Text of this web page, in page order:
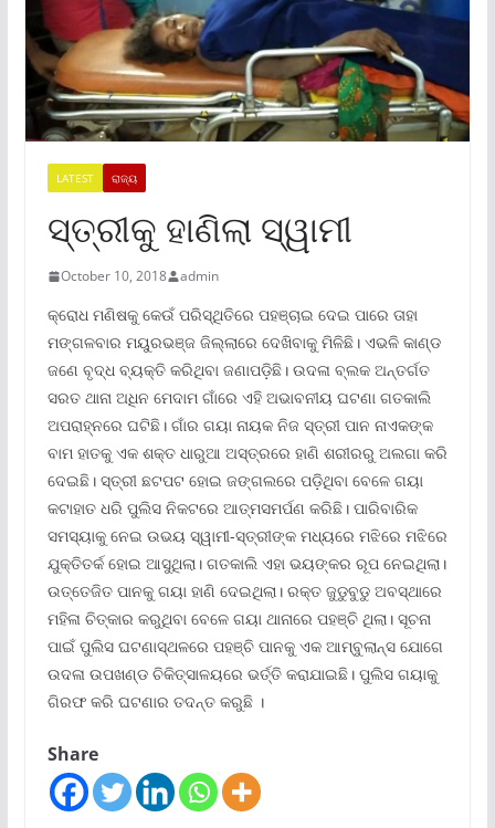
LATEST ରାଜ୍ୟ
ସ୍ତ୍ରୀକୁ ହାଣିଲା ସ୍ୱାମୀ
October 10, 2018 admin
କ୍ରୋଧ ମଣିଷକୁ କେଉଁ ପରିସ୍ଥିତିରେ ପହଞ୍ଚାଇ ଦେଇ ପାରେ ତାହା
ମଙ୍ଗଳବାର ମୟୁରଭଞ୍ଜ ଜିଲ୍ଲାରେ ଦେଖିବାକୁ ମିଳିଛି। ଏଭଳି କାଣ୍ଡ
ଜଣେ ବୃଦ୍ଧ ବ୍ୟକ୍ତି କରିଥିବା ଜଣାପଡ଼ିଛି। ଉଦଳା ବ୍ଲକ ଅନ୍ତର୍ଗତ
ସରତ ଥାନା ଅଧିନ ମେଦାମ ଗାଁରେ ଏହି ଅଭାବନୀୟ ଘଟଣା ଗତକାଲି
ଅପରାହ୍ନରେ ଘଟିଛି। ଗାଁର ଗୟା ନାୟକ ନିଜ ସ୍ତ୍ରୀ ପାନ ନାଏକଙ୍କ
ବାମ ହାତକୁ ଏକ ଶକ୍ତ ଧାରୁଆ ଅସ୍ତ୍ରରେ ହାଣି ଶରୀରରୁ ଅଲଗା କରି
ଦେଇଛି। ସ୍ତ୍ରୀ ଛଟପଟ ହୋଇ ଜଙ୍ଗଲରେ ପଡ଼ିଥିବା ବେଳେ ଗୟା
କଟାହାତ ଧରି ପୁଲିସ ନିକଟରେ ଆତ୍ମସମର୍ପଣ କରିଛି। ପାରିବାରିକ
ସମସ୍ୟାକୁ ନେଇ ଉଭୟ ସ୍ୱାମୀ-ସ୍ତ୍ରୀଙ୍କ ମଧ୍ୟରେ ମଝିରେ ମଝିରେ
ଯୁକ୍ତିତର୍କ ହୋଇ ଆସୁଥିଲା। ଗତକାଲି ଏହା ଭୟଙ୍କର ରୂପ ନେଇଥିଲା।
ଉତ୍ତେଜିତ ପାନକୁ ଗୟା ହାଣି ଦେଇଥିଲା। ରକ୍ତ ଜୁଡୁବୁଡୁ ଅବସ୍ଥାରେ
ମହିଳା ଚିତ୍କାର କରୁଥିବା ବେଳେ ଗୟା ଥାନାରେ ପହଞ୍ଚି ଥିଲା। ସୂଚନା
ପାଇଁ ପୁଲିସ ଘଟଣାସ୍ଥଳରେ ପହଞ୍ଚି ପାନକୁ ଏକ ଆମ୍ବୁଲାନ୍ସ ଯୋଗେ
ଉଦଳା ଉପଖଣ୍ଡ ଚିକିତ୍ସାଳୟରେ ଭର୍ତ୍ତି କରାଯାଇଛି। ପୁଲିସ ଗୟାକୁ
ଗିରଫ କରି ଘଟଣାର ତଦନ୍ତ କରୁଛି ।
Share